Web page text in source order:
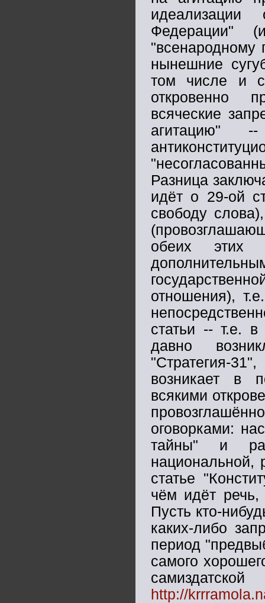
идеализации
"всенародному
нынешние
том числе и
откровенно
всяческие
агитацию"
Разница
идёт о 29-ой
свободу
обеих этих
отношения),
статьи -- т.е.
давно
"Стратегия-
возникает в
всякими
оговорками:
тайны" и
национальной,
статье
чём идёт речь,
Пусть кто-
каких-либо
период
самого
http://